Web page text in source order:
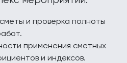
и проверка полноты
применения сметных
и индексов.